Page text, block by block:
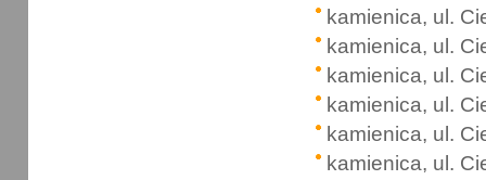
kamienica, ul.
kamienica, ul.
kamienica, ul.
kamienica, ul.
kamienica, ul.
kamienica, ul.